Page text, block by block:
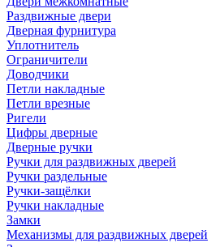
Раздвижные двери
Дверная фурнитура
Уплотнитель
Ограничители
Доводчики
Петли накладные
Петли врезные
Ригели
Цифры дверные
Дверные ручки
Ручки для раздвижных дверей
Ручки раздельные
Ручки-защёлки
Ручки накладные
Замки
Механизмы для раздвижных дверей